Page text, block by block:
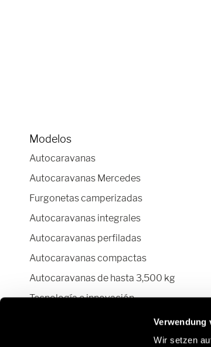
Verwendung
Wir setzen
Modelos
Autocaravanas
Autocaravanas Mercedes
Furgonetas camperizadas
Autocaravanas integrales
Autocaravanas perfiladas
Autocaravanas compactas
Autocaravanas de hasta 3,500 kg
Tecnología e innovación
Configurador autocaravanas y